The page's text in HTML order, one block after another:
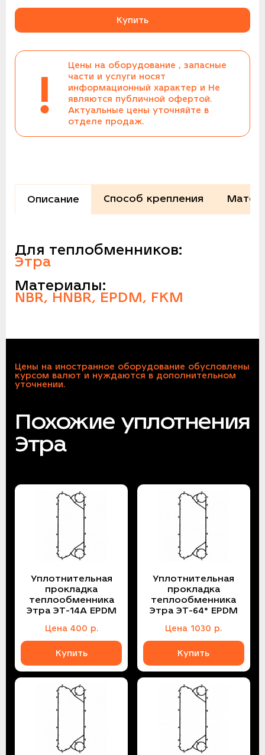
Купить
!
Цены на оборудование , запасные
части и услуги носят
информационный характер и Не
являются публичной офертой.
Актуальные цены уточняйте в
отделе продаж.
Описание Способ крепления
Для теплобменников:
Этра
Материалы:
NBR, HNBR, EPDM, FKM
Цены на иностранное оборудование обусловлены
курсом валют и нуждаются в дополнительном
уточнении.
Похожие уплотнения
Этра
Уплотнительная
прокладка
теплообменника
Этра ЭТ-14A EPDM
Цена 400 р.
Купить
Уплотнительная
прокладка
теплообменника
Этра ЭТ-64* EPDM
Цена 1030 р.
Купить